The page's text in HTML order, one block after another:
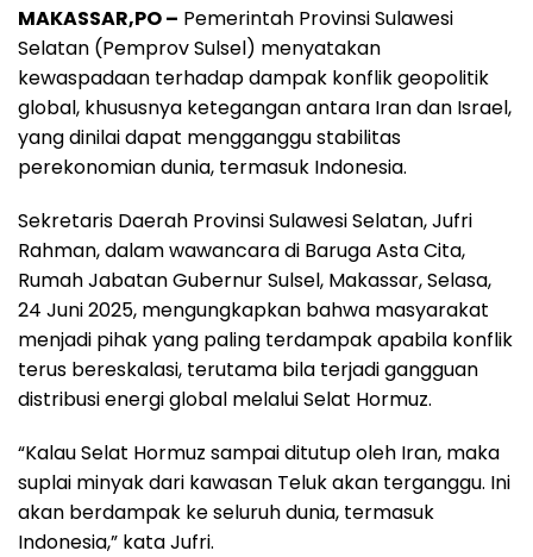
c
e
b
o
o
a
t
s
A
p
l
e
g
r
a
r
e
a
d
s
a
r
e
MAKASSAR,PO – Pemerintah Provinsi Sulawesi
Selatan (Pemprov Sulsel) menyatakan
kewaspadaan terhadap dampak konflik geopolitik
global, khususnya ketegangan antara Iran dan Israel,
yang dinilai dapat mengganggu stabilitas
perekonomian dunia, termasuk Indonesia.
Sekretaris Daerah Provinsi Sulawesi Selatan, Jufri
Rahman, dalam wawancara di Baruga Asta Cita,
Rumah Jabatan Gubernur Sulsel, Makassar, Selasa,
24 Juni 2025, mengungkapkan bahwa masyarakat
menjadi pihak yang paling terdampak apabila konflik
terus bereskalasi, terutama bila terjadi gangguan
distribusi energi global melalui Selat Hormuz.
“Kalau Selat Hormuz sampai ditutup oleh Iran, maka
suplai minyak dari kawasan Teluk akan terganggu. Ini
akan berdampak ke seluruh dunia, termasuk
Indonesia,” kata Jufri.